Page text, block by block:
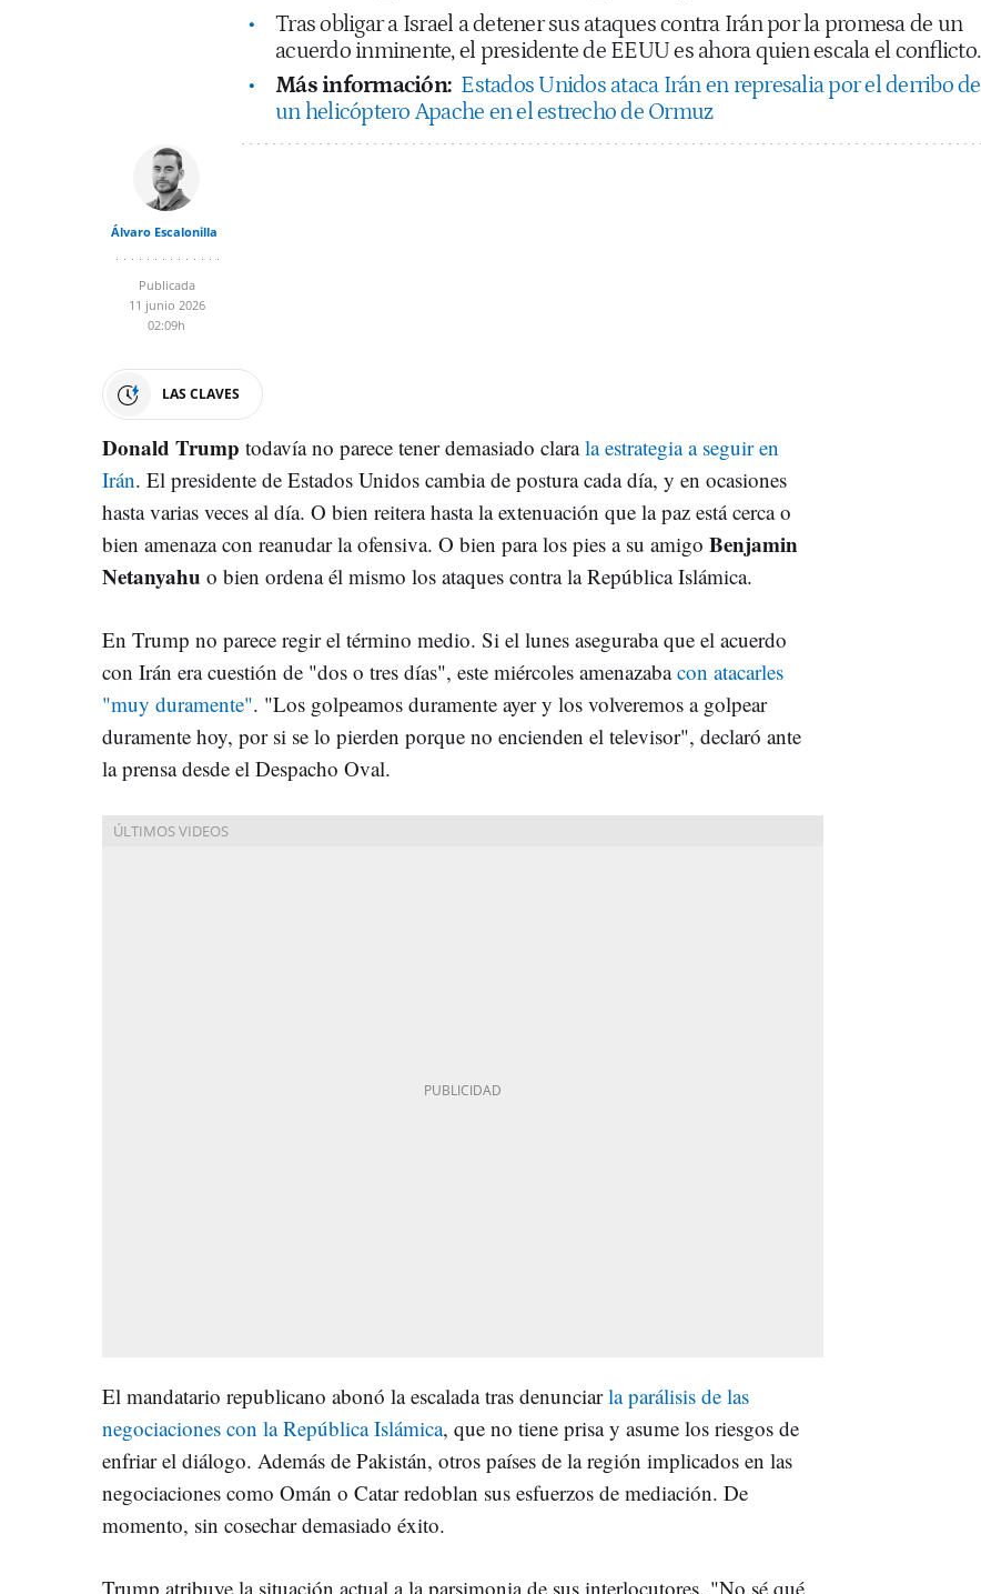
Tras obligar a Israel a detener sus ataques contra Irán por la promesa de un
acuerdo inminente, el presidente de EEUU es ahora quien escala el conflicto.
Más información: Estados Unidos ataca Irán en represalia por el derribo de
un helicóptero Apache en el estrecho de Ormuz
Álvaro Escalonilla
Publicada
11 junio 2026
02:09h
LAS CLAVES
Donald Trump todavía no parece tener demasiado clarala estrategia a seguir en
Irán. El presidente de Estados Unidos cambia de postura cada día, y en ocasiones
hasta varias veces al día. O bien reitera hasta la extenuación que la paz está cerca o
bien amenaza con reanudar la ofensiva. O bien para los pies a su amigo Benjamin
Netanyahu o bien ordena él mismo los ataques contra la República Islámica.
En Trump no parece regir el término medio. Si el lunes aseguraba que el acuerdo
con Irán era cuestión de "dos o tres días", este miércoles amenazabacon atacarles
"muy duramente". "Los golpeamos duramente ayer y los volveremos a golpear
duramente hoy, por si se lo pierden porque no encienden el televisor", declaró ante
la prensa desde el Despacho Oval.
El mandatario republicano abonó la escalada tras denunciarla parálisis de las
negociaciones con la República Islámica, que no tiene prisa y asume los riesgos de
enfriar el diálogo. Además de Pakistán, otros países de la región implicados en las
negociaciones como Omán o Catar redoblan sus esfuerzos de mediación. De
momento, sin cosechar demasiado éxito.
Trump atribuye la situación actual a la parsimonia de sus interlocutores. "No sé qué